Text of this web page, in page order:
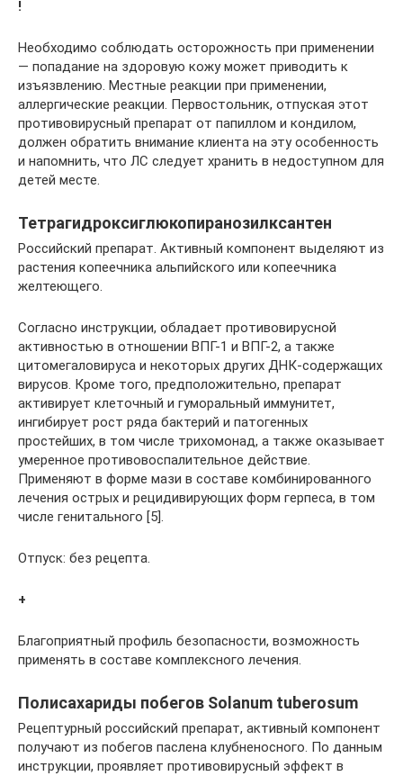
!
Необходимо соблюдать осторожность при применении
— попадание на здоровую кожу может приводить к
изъязвлению. Местные реакции при применении,
аллергические реакции. Первостольник, отпуская этот
противовирусный препарат от папиллом и кондилом,
должен обратить внимание клиента на эту особенность
и напомнить, что ЛС следует хранить в недоступном для
детей месте.
Тетрагидроксиглюкопиранозилксантен
Российский препарат. Активный компонент выделяют из
растения копеечника альпийского или копеечника
желтеющего.
Согласно инструкции, обладает противовирусной
активностью в отношении ВПГ-1 и ВПГ-2, а также
цитомегаловируса и некоторых других ДНК-содержащих
вирусов. Кроме того, предположительно, препарат
активирует клеточный и гуморальный иммунитет,
ингибирует рост ряда бактерий и патогенных
простейших, в том числе трихомонад, а также оказывает
умеренное противовоспалительное действие.
Применяют в форме мази в составе комбинированного
лечения острых и рецидивирующих форм герпеса, в том
числе генитального [5].
Отпуск: без рецепта.
+
Благоприятный профиль безопасности, возможность
применять в составе комплексного лечения.
Полисахариды побегов Solanum tuberosum
Рецептурный российский препарат, активный компонент
получают из побегов паслена клубненосного. По данным
инструкции, проявляет противовирусный эффект в